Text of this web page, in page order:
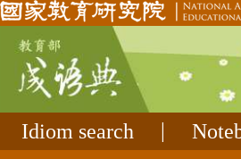
Idiom search